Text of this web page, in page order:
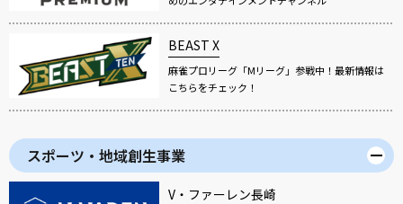
BEAST X
麻雀プロリーグ「Mリーグ」参戦中！最新情報は
こちらをチェック！
スポーツ・地域創生事業
V・ファーレン長崎